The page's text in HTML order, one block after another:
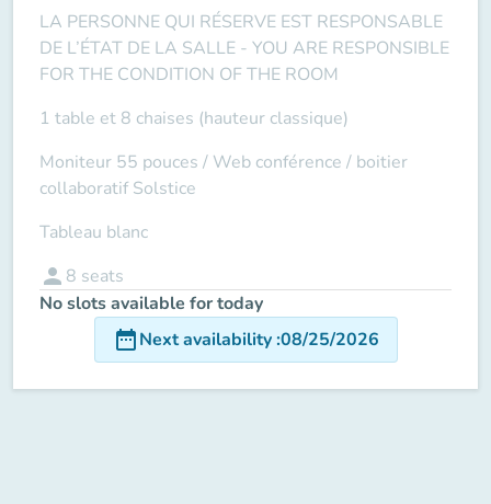
LA PERSONNE QUI RÉSERVE EST RESPONSABLE
DE L’ÉTAT DE LA SALLE - YOU ARE RESPONSIBLE
FOR THE CONDITION OF THE ROOM
1 table et 8 chaises (hauteur classique)
Moniteur 55 pouces / Web conférence / boitier
collaboratif Solstice
Tableau blanc
person 8 seats
No slots available for today
date_rangeNext availability:08/25/2026